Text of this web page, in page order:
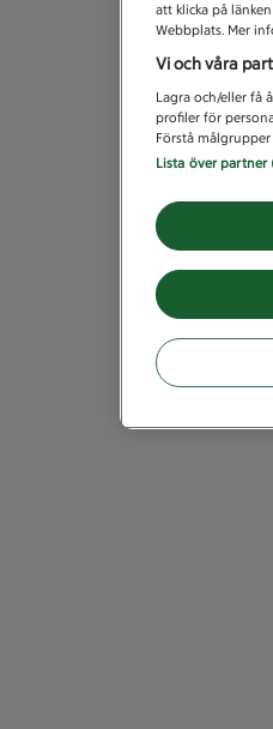
att klicka på
Webbplats. Mer
Vi och våra
Lagra och/eller få
profiler för
Förstå
Lista över partner